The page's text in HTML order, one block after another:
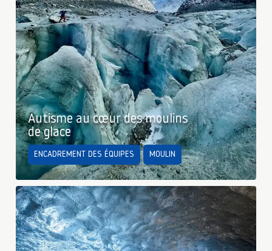
Autisme au cœur des moulins
de glace
ENCADREMENT DES ÉQUIPES MOULIN